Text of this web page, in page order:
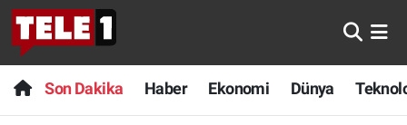
Son Dakika Haber Ekonomi Dünya
Anında Manşet
Başka Sohbetler
Son Dakika
Haber
Nöbetçi Eczaneler
Hava Durumu